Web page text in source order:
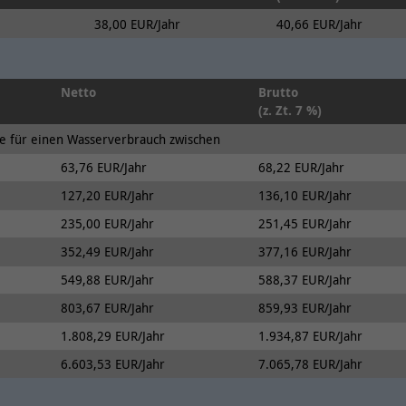
38,00 EUR/Jahr 40,66 EUR/Jahr
Netto
Brutto
(z. Zt. 7 %)
für einen Wasserverbrauch zwischen
63,76 EUR/Jahr
68,22 EUR/Jahr
127,20 EUR/Jahr
136,10 EUR/Jahr
235,00 EUR/Jahr
251,45 EUR/Jahr
352,49 EUR/Jahr
377,16 EUR/Jahr
549,88 EUR/Jahr
588,37 EUR/Jahr
803,67 EUR/Jahr
859,93 EUR/Jahr
1.808,29 EUR/Jahr
1.934,87 EUR/Jahr
6.603,53 EUR/Jahr 7.065,78 EUR/Jahr
Cookie-
onlimChat.chatwidget-{Widget-ID}-auto-msg
Diese beinhaltet Information bezüglich der
Begrüßungsnachricht (z.B. ob der Nutzer diese
bereits gesehen oder geschlossen hat).
Name(n)
7 Tage
OpenStreetMap Foundation
Wird verwendet, um OpenStreetMap-Inhalte zu
entsperren.
Weitere Informationen zum Umgang von
Nutzerdaten finden Sie in der
Datenschutzerklärung der OpenStreetMap
Foundation unter:
https://wiki.osmfoundation.org/wiki/Privacy_Policy
Ergänzende Information zu OpenStreetMap
erhalten Sie auch in unserer
Datenschutzerklärung unter:
https://www.kreiswerke-main-